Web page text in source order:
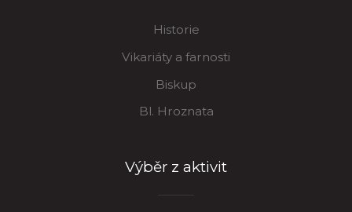
Historie
Vikariáty a farnosti
Biskup
Bl. Hroznata
Výběr z aktivit